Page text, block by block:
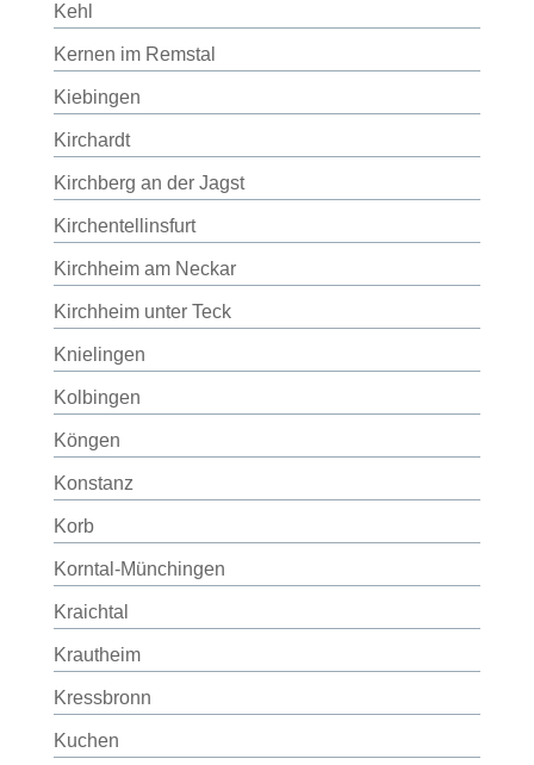
Kehl
Kernen im Remstal
Kiebingen
Kirchardt
Kirchberg an der Jagst
Kirchentellinsfurt
Kirchheim am Neckar
Kirchheim unter Teck
Knielingen
Kolbingen
Köngen
Konstanz
Korb
Korntal-Münchingen
Kraichtal
Krautheim
Kressbronn
Kuchen